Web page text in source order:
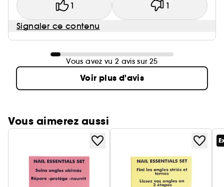
1 1
Signaler ce contenu
Vous avez vu 2 avis sur 25
Voir plus d'avis
Vous aimerez aussi